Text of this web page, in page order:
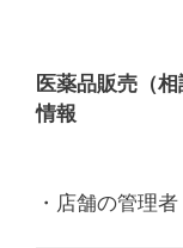
医薬品販売（
情報
・店舗の管理者